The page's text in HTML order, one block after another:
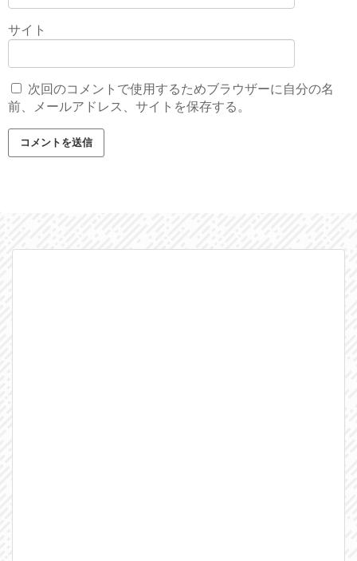
サイト
次回のコメントで使用するためブラウザーに自分の名
前、メールアドレス、サイトを保存する。